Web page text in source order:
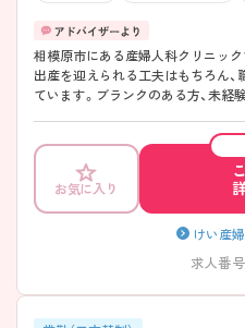
相模原市にある産婦人科クリニッ
出産を迎えられる工夫はもちろん
ています。ブランクのある方、未
お気に入り
けい産
求人番